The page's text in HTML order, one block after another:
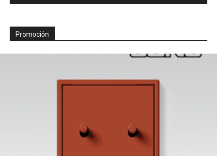
Promoción